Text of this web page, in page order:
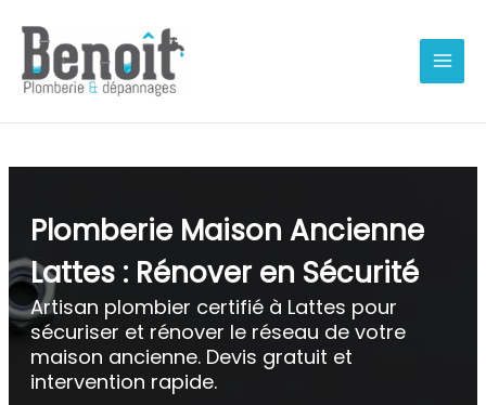
contenu
Plomberie Maison Ancienne
Lattes : Rénover en Sécurité
Artisan plombier certifié à Lattes pour
sécuriser et rénover le réseau de votre
maison ancienne. Devis gratuit et
intervention rapide.